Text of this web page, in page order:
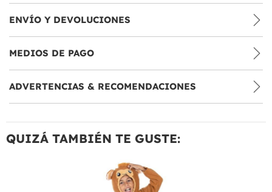
ENVÍO Y DEVOLUCIONES
MEDIOS DE PAGO
ADVERTENCIAS & RECOMENDACIONES
QUIZÁ TAMBIÉN TE GUSTE: